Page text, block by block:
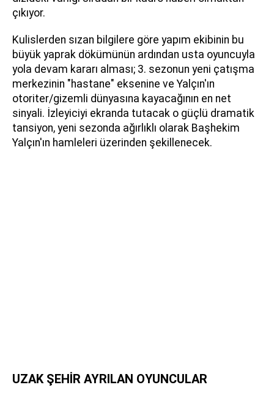
çıkıyor.
Kulislerden sızan bilgilere göre yapım ekibinin bu
büyük yaprak dökümünün ardından usta oyuncuyla
yola devam kararı alması; 3. sezonun yeni çatışma
merkezinin "hastane" eksenine ve Yalçın'ın
otoriter/gizemli dünyasına kayacağının en net
sinyali. İzleyiciyi ekranda tutacak o güçlü dramatik
tansiyon, yeni sezonda ağırlıklı olarak Başhekim
Yalçın'ın hamleleri üzerinden şekillenecek.
UZAK ŞEHİR AYRILAN OYUNCULAR